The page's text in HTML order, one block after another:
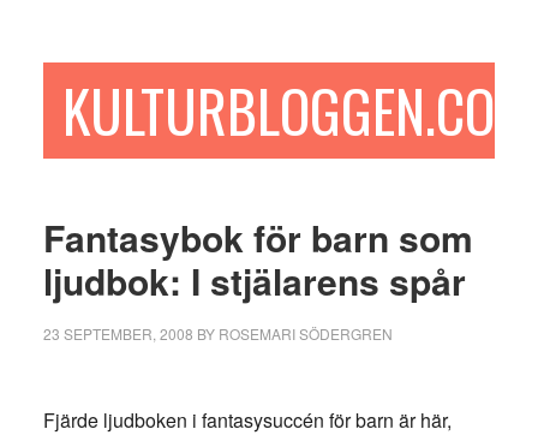
sidofältetKULTURBLOGGEN.COM
Fantasybok för barn som
ljudbok: I stjälarens spår
23 SEPTEMBER, 2008 BY ROSEMARI SÖDERGREN
Fjärde ljudboken i fantasysuccén för barn är här,